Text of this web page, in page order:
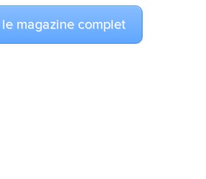
magazine complet